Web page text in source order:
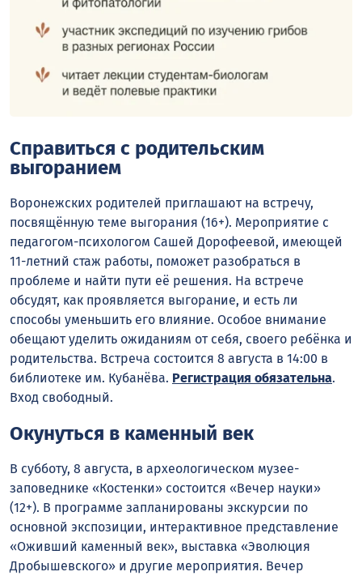
Справиться с родительским
выгоранием
Воронежских родителей приглашают на встречу,
посвящённую теме выгорания (16+). Мероприятие с
педагогом-психологом Сашей Дорофеевой, имеющей
11-летний стаж работы, поможет разобраться в
проблеме и найти пути её решения. На встрече
обсудят, как проявляется выгорание, и есть ли
способы уменьшить его влияние. Особое внимание
обещают уделить ожиданиям от себя, своего ребёнка и
родительства. Встреча состоится 8 августа в 14:00 в
библиотеке им. Кубанёва. Регистрация обязательна.
Вход свободный.
Окунуться в каменный век
В субботу, 8 августа, в археологическом музее-
заповеднике «Костенки» состоится «Вечер науки»
(12+). В программе запланированы экскурсии по
основной экспозиции, интерактивное представление
«Оживший каменный век», выставка «Эволюция
Дробышевского» и другие мероприятия. Вечер